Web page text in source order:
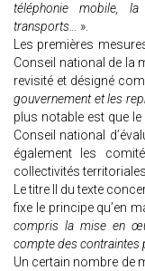
téléphonie mobile, la
transports… ».
Les premières
Conseil national de la
revisité et désigné
gouvernement et les
plus notable est que
Conseil national
également les
collectivités
Le titre II du texte
fixe le principe qu’en
compris la mise en
compte des contraintes
Un certain nombre de